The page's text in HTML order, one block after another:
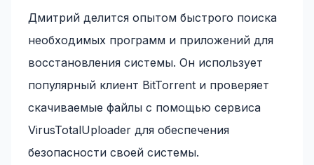
Дмитрий делится опытом быстрого поиска
необходимых программ и приложений для
восстановления системы. Он использует
популярный клиент BitTorrent и проверяет
скачиваемые файлы с помощью сервиса
VirusTotalUploader для обеспечения
безопасности своей системы.